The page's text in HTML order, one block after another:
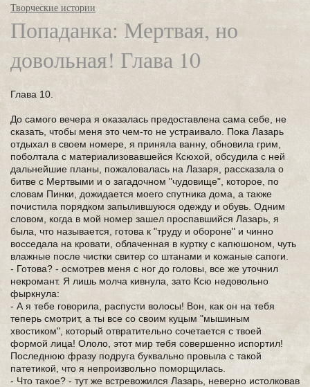
Творческие истории
Попаданка: Мертвая, но
довольная! Глава 10
Глава 10.
До самого вечера я оказалась предоставлена сама себе, не
сказать, чтобы меня это чем-то не устраивало. Пока Лазарь
отдыхал в своем номере, я приняла ванну, обновила грим,
поболтала с материализовавшейся Ксюхой, обсудила с ней
дальнейшие планы, пожаловалась на Лазаря, рассказала о
битве с Мертвыми и о загадочном "чудовище", которое, по
словам Пинки, дожидается моего спутника дома, а также
почистила порядком запылившуюся одежду и обувь. Одним
словом, когда в мой номер зашел проспавшийся Лазарь, я
была, что называется, готова к "труду и обороне" и чинно
восседала на кровати, облаченная в куртку с капюшоном, чуть
влажные после чистки свитер со штанами и кожаные сапоги.
- Готова? - осмотрев меня с ног до головы, все же уточнил
некромант. Я лишь молча кивнула, зато Ксю недовольно
фыркнула:
- А я тебе говорила, распусти волосы! Вон, как он на тебя
теперь смотрит, а ты все со своим куцым "мышиным
хвостиком", который отвратительно сочетается с твоей
формой лица! Ололо, этот мир тебя совершенно испортил!
Последнюю фразу подруга буквально провыла с такой
патетикой, что я непроизвольно поморщилась.
- Что такое? - тут же встревожился Лазарь, неверно истолковав